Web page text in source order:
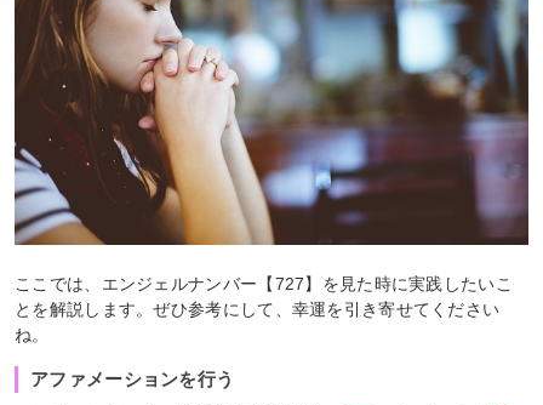
ここでは、エンジェルナンバー【727】を見た時に実践したいこ
とを解説します。ぜひ参考にして、幸運を引き寄せてください
ね。
アファメーションを行う